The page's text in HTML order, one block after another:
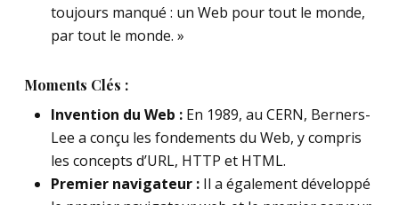
toujours manqué : un Web pour tout le monde,
par tout le monde. »
Moments Clés :
Invention du Web :En 1989, au CERN, Berners-
Lee a conçu les fondements du Web, y compris
les concepts d’URL, HTTP et HTML.
Premier navigateur :Il a également développé